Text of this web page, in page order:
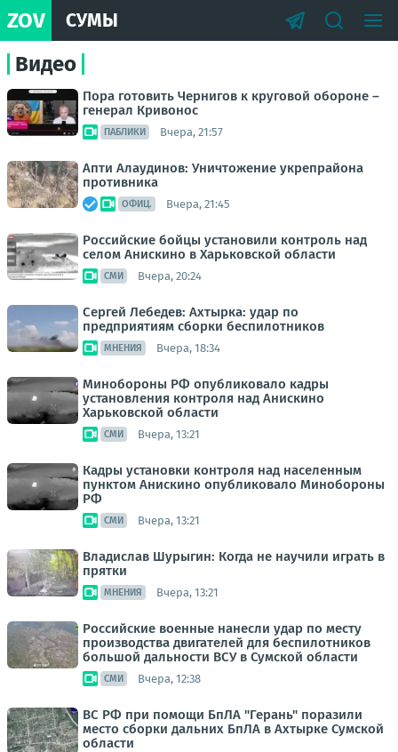
ZOV СУМЫ
Видео
Пора готовить Чернигов к круговой обороне –
генерал Кривонос
ПАБЛИКИ Вчера, 21:57
Апти Алаудинов: Уничтожение укрепрайона
противника
ОФИЦ. Вчера, 21:45
Российские бойцы установили контроль над
селом Анискино в Харьковской области
СМИ Вчера, 20:24
Сергей Лебедев: Ахтырка: удар по
предприятиям сборки беспилотников
МНЕНИЯ Вчера, 18:34
Минобороны РФ опубликовало кадры
установления контроля над Анискино
Харьковской области
СМИ Вчера, 13:21
Кадры установки контроля над населенным
пунктом Анискино опубликовало Минобороны
РФ
СМИ Вчера, 13:21
Владислав Шурыгин: Когда не научили играть в
прятки
МНЕНИЯ Вчера, 13:21
Российские военные нанесли удар по месту
производства двигателей для беспилотников
большой дальности ВСУ в Сумской области
СМИ Вчера, 12:38
ВС РФ при помощи БпЛА "Герань" поразили
место сборки дальних БпЛА в Ахтырке Сумской
области